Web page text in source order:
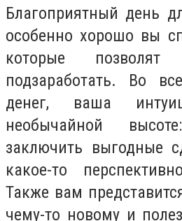
Благоприятный день
особенно хорошо вы
которые
подзаработать. Во
денег, ваша
необычайной
заключить выгодные
какое-то
Также вам
чему-то новому и